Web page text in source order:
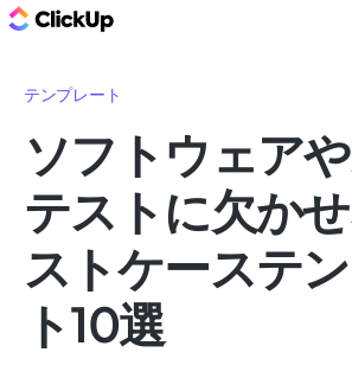
テンプレート
ソフトウェア
テストに欠か
ストケーステ
ト10選